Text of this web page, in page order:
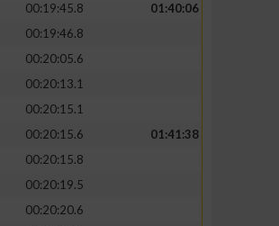
00:19:45.8
01:40:06
00:19:46.8
00:20:05.6
00:20:13.1
00:20:15.1
00:20:15.6
01:41:38
00:20:15.8
00:20:19.5
00:20:20.6